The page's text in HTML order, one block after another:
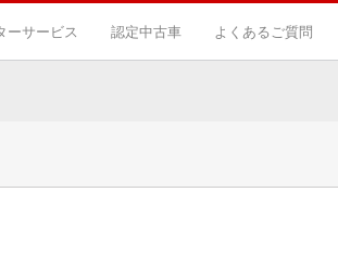
ーサービス 認定中古車 よくあるご質問